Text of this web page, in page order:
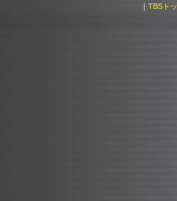
｜ TBSト